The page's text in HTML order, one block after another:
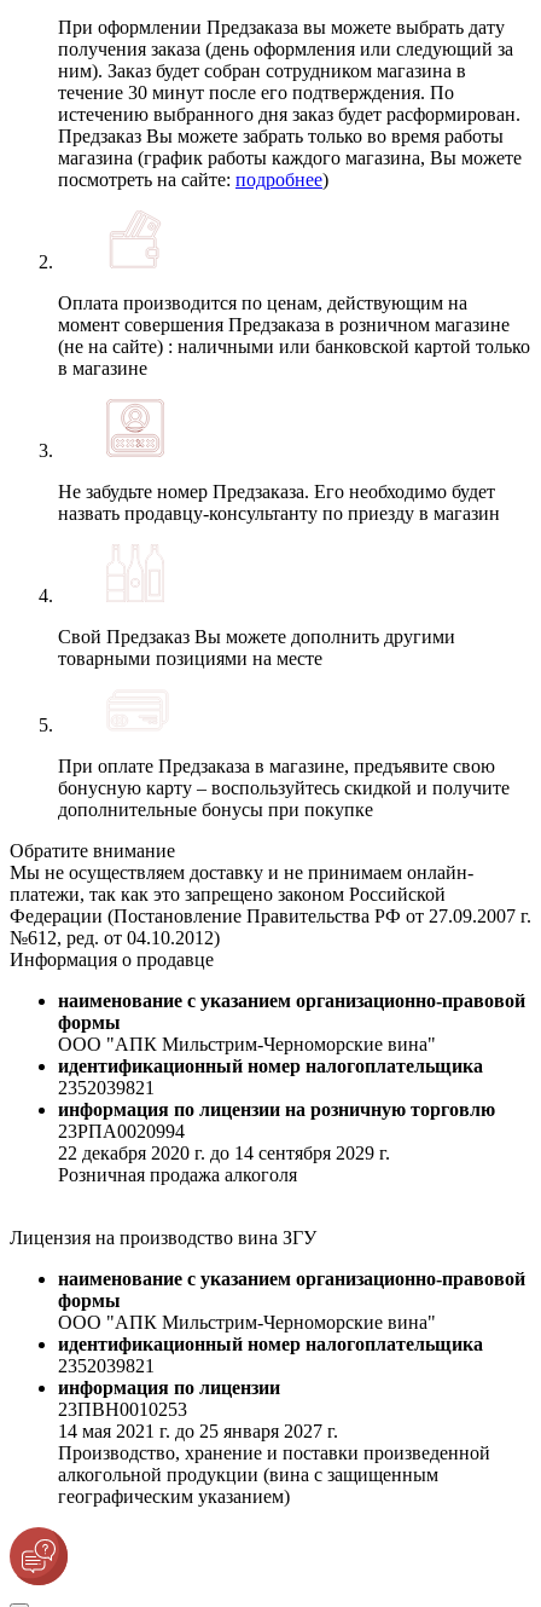
При оформлении Предзаказа вы можете выбрать дату
получения заказа (день оформления или следующий за
ним). Заказ будет собран сотрудником магазина в
течение 30 минут после его подтверждения. По
истечению выбранного дня заказ будет расформирован.
Предзаказ Вы можете забрать только во время работы
магазина (график работы каждого магазина, Вы можете
посмотреть на сайте: подробнее)
Оплата производится по ценам, действующим на
момент совершения Предзаказа в розничном магазине
(не на сайте) : наличными или банковской картой только
в магазине
Не забудьте номер Предзаказа. Его необходимо будет
назвать продавцу-консультанту по приезду в магазин
Свой Предзаказ Вы можете дополнить другими
товарными позициями на месте
При оплате Предзаказа в магазине, предъявите свою
бонусную карту – воспользуйтесь скидкой и получите
дополнительные бонусы при покупке
Обратите внимание
Мы не осуществляем доставку и не принимаем онлайн-
платежи, так как это запрещено законом Российской
Федерации (Постановление Правительства РФ от 27.09.2007 г.
№612, ред. от 04.10.2012)
Информация о продавце
наименование с указанием организационно-правовой
формы
ООО "АПК Мильстрим-Черноморские вина"
идентификационный номер налогоплательщика
2352039821
информация по лицензии на розничную торговлю
23РПА0020994
22 декабря 2020 г. до 14 сентября 2029 г.
Розничная продажа алкоголя
Лицензия на производство вина ЗГУ
наименование с указанием организационно-правовой
формы
ООО "АПК Мильстрим-Черноморские вина"
идентификационный номер налогоплательщика
2352039821
информация по лицензии
23ПВН0010253
14 мая 2021 г. до 25 января 2027 г.
Производство, хранение и поставки произведенной
алкогольной продукции (вина с защищенным
географическим указанием)